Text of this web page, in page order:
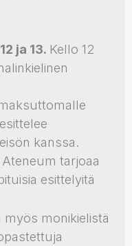
ja 13. Kello 12
kanssa.
tarjoaa
esittelyitä
myös monikielistä